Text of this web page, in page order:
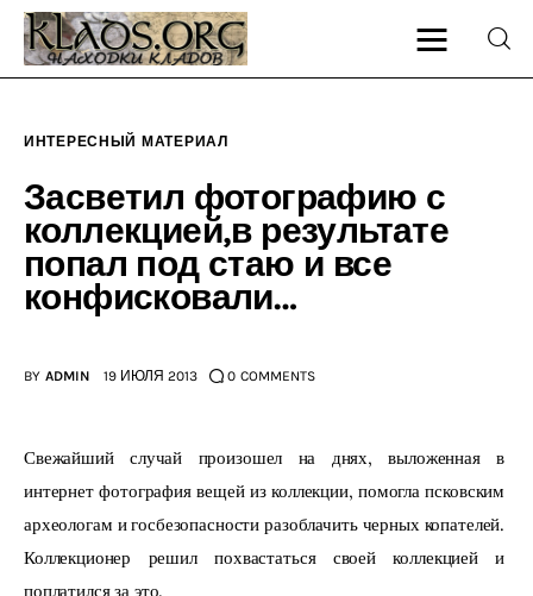
О блоге
Карта сайта
ИНТЕРЕСНЫЙ МАТЕРИАЛ
Засветил фотографию с
коллекцией,в результате
попал под стаю и все
конфисковали…
BY ADMIN 19 ИЮЛЯ 2013 0 COMMENTS
Свежайший случай произошел на днях, выложенная в
интернет фотография вещей из коллекции, помогла псковским
археологам и госбезопасности разоблачить черных копателей.
Коллекционер решил похвастаться своей коллекцией и
поплатился за это.